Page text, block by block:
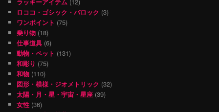
ロココ・ゴシック・バロック (3)
ワンポイント (75)
乗り物 (18)
仕事道具 (6)
動物・ペット (131)
和彫り (75)
和物 (110)
図形・模様・ジオメトリック (32)
太陽・月・星・宇宙・星座 (39)
女性 (36)